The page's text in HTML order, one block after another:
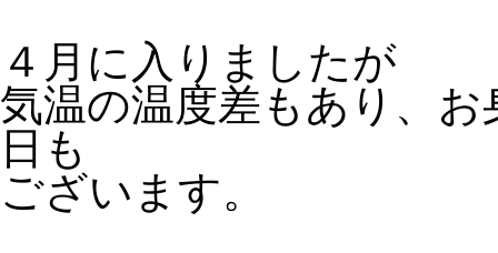
４月に入りましたが
気温の温度差もあり、
日も
ございます。